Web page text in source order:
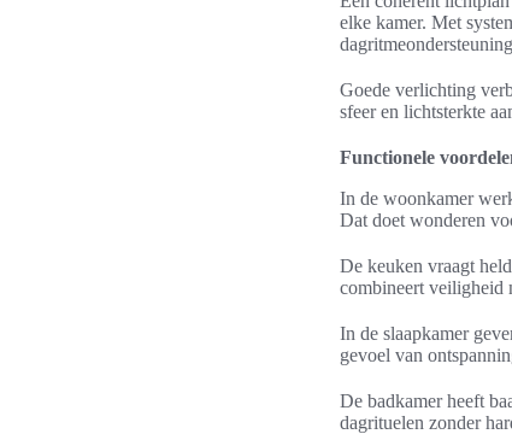
elke kamer. Met
Goede verlichting
sfeer en lichtsterkte
Functionele
In de woonkamer
Dat doet wonderen
De keuken vraagt
combineert veiligheid
In de slaapkamer
gevoel van
De badkamer heeft
dagrituelen zonder